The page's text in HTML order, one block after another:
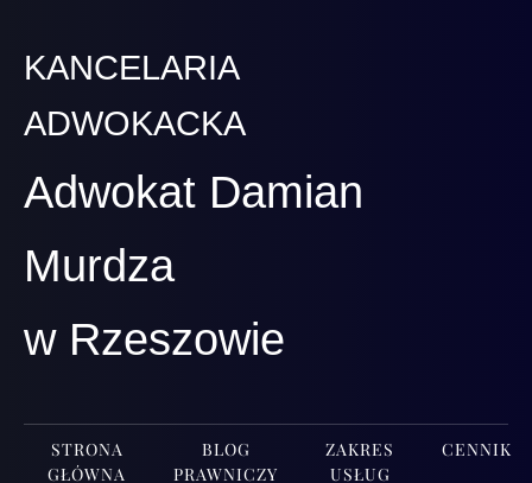
KANCELARIA
ADWOKACKA
Adwokat Damian
Murdza
w Rzeszowie
STRONA
GŁÓWNA
BLOG
PRAWNICZY
ZAKRES
USŁUG
CENNIK